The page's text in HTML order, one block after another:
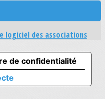
logiciel des associations
de confidentialité